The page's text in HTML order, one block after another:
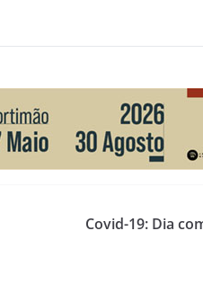
Covid-19: Dia